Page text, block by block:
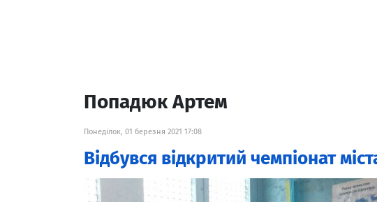
Попадюк Артем
Понеділок, 01 березня 2021 17:08
Відбувся відкритий чемпіонат